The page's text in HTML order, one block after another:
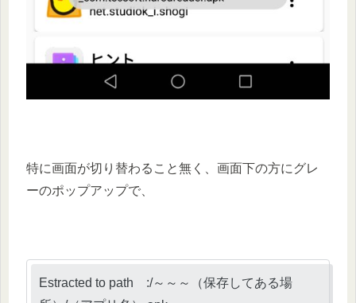
特に画面が切り替わること無く、画面下の方にグレ
ーのポップアップで、
Estracted to path :/～～～（保存してある場